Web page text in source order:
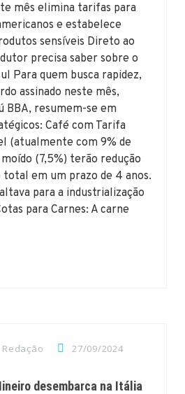
mês elimina tarifas para
e estabelece
sensíveis Direto ao
precisa saber sobre o
Para quem busca rapidez,
assinado neste mês,
BBA, resumem-se em
Café com Tarifa
(atualmente com 9% de
(7,5%) terão redução
total em um prazo de 4 anos.
para a industrialização
para Carnes: A carne
Redação 27/09/2024
desembarca na Itália